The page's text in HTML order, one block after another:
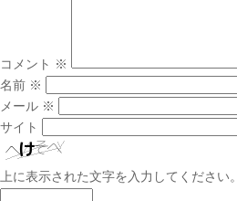
コメント ※
名前 ※
メール ※
サイト
上に表示された文字を入力してください。